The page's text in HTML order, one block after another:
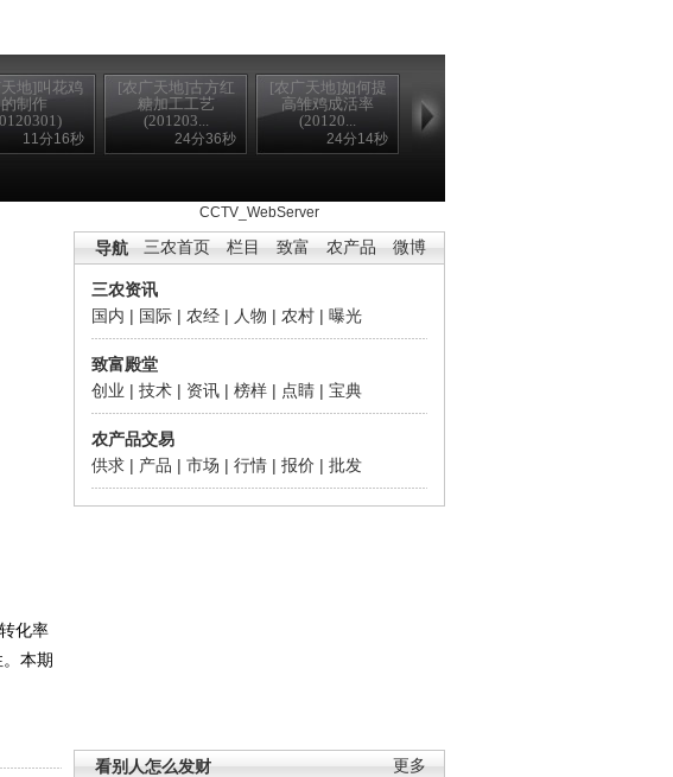
地]叫花鸡
的制作
11分16秒
[农广天地]古方红
糖加工工艺
(201203...
24分36秒
[农广天地]如何提
高雏鸡成活率
(20120...
24分14秒
CCTV_WebServer
三农首页 栏目 致富 农产品 微博
导航
三农资讯
国内 | 国际 | 农经 | 人物 | 农村 | 曝光
致富殿堂
创业 | 技术 | 资讯 | 榜样 | 点睛 | 宝典
农产品交易
供求 | 产品 | 市场 | 行情 | 报价 | 批发
更多
看别人怎么发财
化率
本期